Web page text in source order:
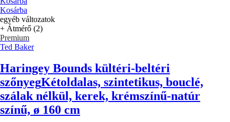
Kosárba
egyéb változatok
+ Átmérő (2)
Premium
Ted Baker
Haringey Bounds kültéri-beltéri
szőnyegKétoldalas, szintetikus, bouclé,
szálak nélkül, kerek, krémszínű-natúr
színű, ø 160 cm